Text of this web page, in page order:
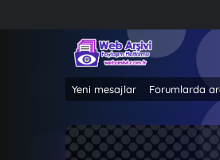
Yeni mesajlar Forumlarda